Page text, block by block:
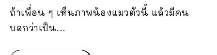
ถ้าเพื่อน ๆ เห็นภาพน้องแมวตัวนี้ แล้วมีคน
บอกว่าเป็น...